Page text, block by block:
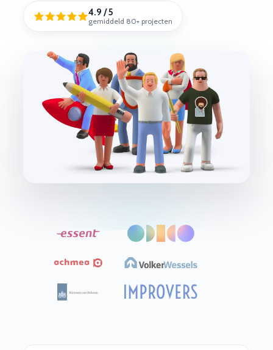
4.9 / 5
gemiddeld 80+ projecten